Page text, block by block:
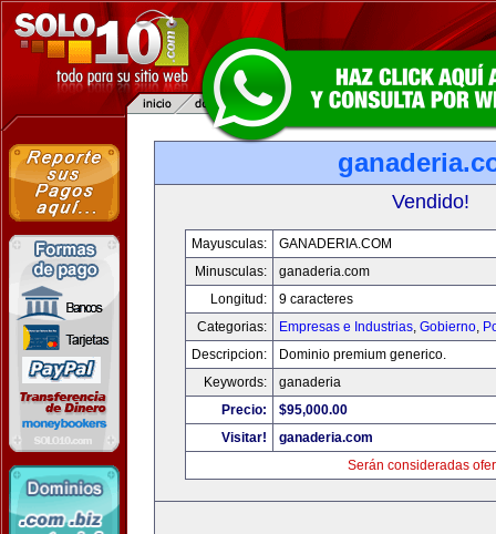
Vendido!
Mayusculas:
GANADERIA.COM
Minusculas:
ganaderia.com
Longitud:
9 caracteres
Categorias:
Empresas e Industrias, Gobierno,
Descripcion:
Dominio premium generico.
Keywords:
ganaderia
Precio:
$95,000.00
Visitar!
ganaderia.com
Serán consideradas